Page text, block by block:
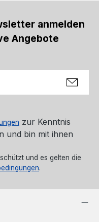
anmelden
Angebote
zur Kenntnis
und bin mit ihnen
und es gelten die
.